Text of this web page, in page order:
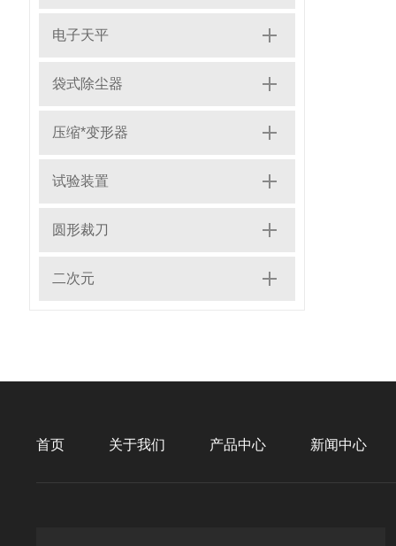
电子天平
袋式除尘器
压缩*变形器
试验装置
圆形裁刀
二次元
首页 关于我们 产品中心 新闻中心